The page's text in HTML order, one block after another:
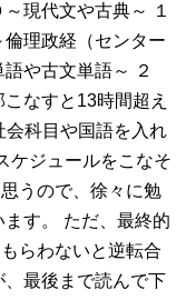
現代文や古典～ １
理政経（センター
や古文単語～ ２
なすと13時間超え
会科目や国語を入れ
ケジュールをこなそ
うので、徐々に勉
す。 ただ、最終的
らわないと逆転合
最後まで読んで下